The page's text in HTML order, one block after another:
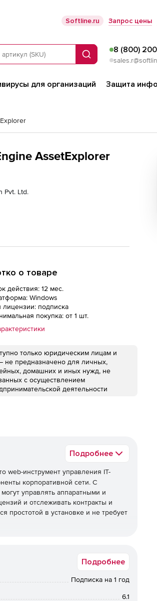
Softline.ru Запрос цены
Поиск
8 (800)
для организаций Защита
AssetExplorer
Pvt. Ltd.
о товаре
действия: 12 мес.
Windows
лицензии: подписка
покупка: от 1 шт.
только юридическим лицам и
не предназначено для личных,
домашних и иных нужд, не
с осуществлением
деятельности
Подробнее
web-инструмент управления IT-
корпоративной сети. С
управлять аппаратными и
и отслеживать контракты и
простотой в установке и не требует
центра.
лицензий.
Подробнее
Подписка на 1 год
6.1